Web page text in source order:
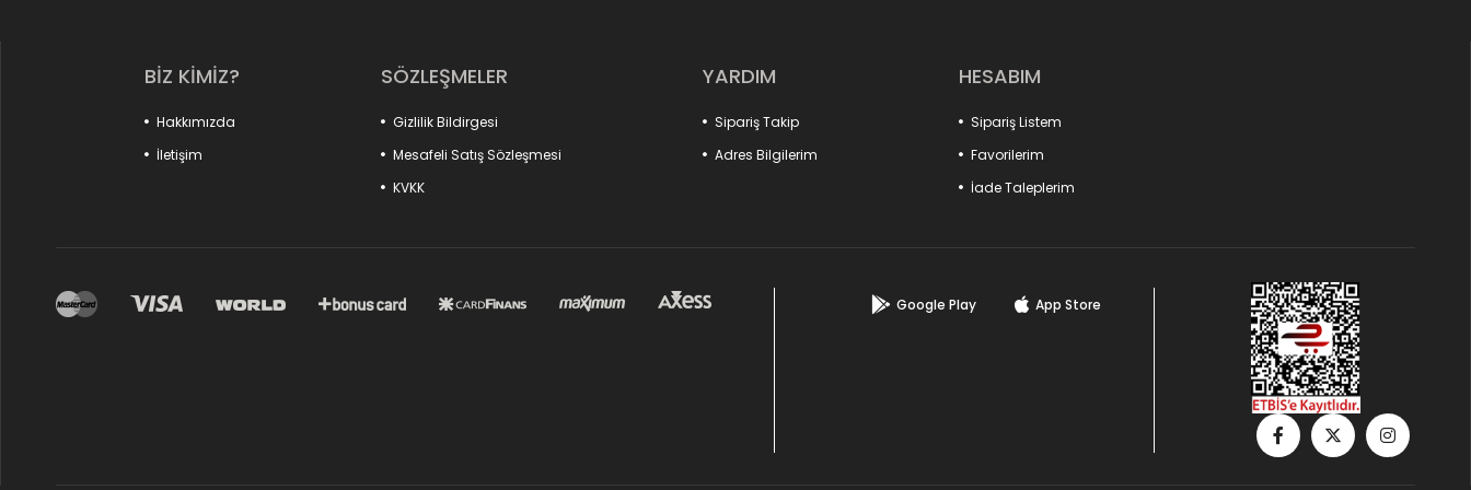
BİZ KİMİZ?
Hakkımızda
İletişim
SÖZLEŞMELER
Gizlilik Bildirgesi
Mesafeli Satış Sözleşmesi
KVKK
YARDIM
Sipariş Takip
Adres Bilgilerim
HESABIM
Sipariş Listem
Favorilerim
İade Taleplerim
Google Play App Store